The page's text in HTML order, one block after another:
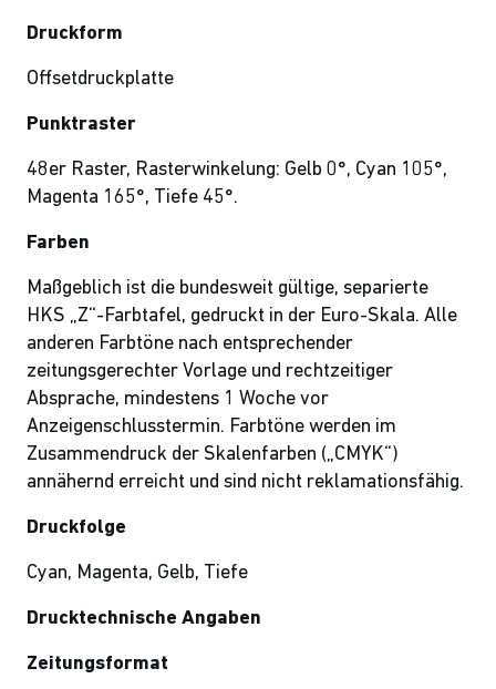
Druckform
Offsetdruckplatte
Punktraster
48er Raster, Rasterwinkelung: Gelb 0°, Cyan 105°,
Magenta 165°, Tiefe 45°.
Farben
Maßgeblich ist die bundesweit gültige, separierte
HKS „Z“-Farbtafel, gedruckt in der Euro-Skala. Alle
anderen Farbtöne nach entsprechender
zeitungsgerechter Vorlage und rechtzeitiger
Absprache, mindestens 1 Woche vor
Anzeigenschlusstermin. Farbtöne werden im
Zusammendruck der Skalenfarben („CMYK“)
annähernd erreicht und sind nicht reklamationsfähig.
Druckfolge
Cyan, Magenta, Gelb, Tiefe
Drucktechnische Angaben
Zeitungsformat